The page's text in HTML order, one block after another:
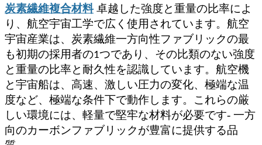
炭素繊維複合材料 卓越した強度と重量の比率によ
り、航空宇宙工学で広く使用されています。航空
宇宙産業は、炭素繊維一方向性ファブリックの最
も初期の採用者の1つであり、その比類のない強度
と重量の比率と耐久性を認識しています。航空機
と宇宙船は、高速、激しい圧力の変化、極端な温
度など、極端な条件下で動作します。これらの厳
しい環境には、軽量で堅牢な材料が必要です- 一方
向のカーボンファブリックが豊富に提供する品